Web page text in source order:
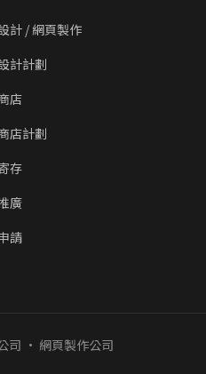
計 / 網頁製作
計計劃
店
店計劃
存
廣
請
司 · 網頁製作公司